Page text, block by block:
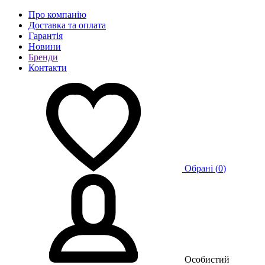
Про компанію
Доставка та оплата
Гарантія
Новини
Бренди
Контакти
Обрані (0)
Особистий